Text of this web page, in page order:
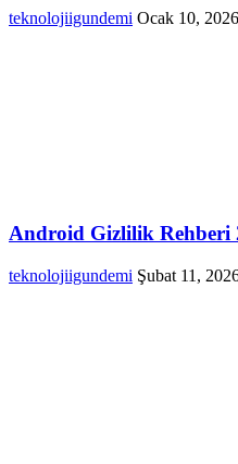
teknolojiigundemi Ocak 10, 2026
Android Gizlilik Rehberi
teknolojiigundemi Şubat 11,